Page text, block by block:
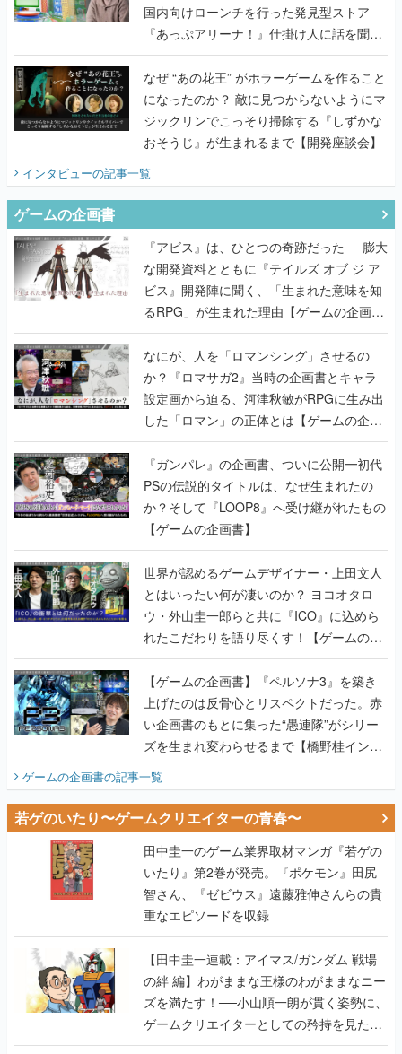
なぜ “あの花王” がホラーゲームを作ること
になったのか？ 敵に見つからないようにマ
ジックリンでこっそり掃除する『しずかな
おそうじ』が生まれるまで【開発座談会】
インタビューの記事一覧
『アビス』は、ひとつの奇跡だった──膨大
な開発資料とともに『テイルズ オブ ジ ア
るRPG」が生まれた理由【ゲームの企画
書】
なにが、人を「ロマンシング」させるの
か？『ロマサガ2』当時の企画書とキャラ
設定画から迫る、河津秋敏がRPGに生み出
した「ロマン」の正体とは【ゲームの企画
書】
『ガンパレ』の企画書、ついに公開━初代
PSの伝説的タイトルは、なぜ生まれたの
か？そして『LOOP8』へ受け継がれたもの
【ゲームの企画書】
世界が認めるゲームデザイナー・上田文人
とはいったい何が凄いのか？ ヨコオタロ
ウ・外山圭一郎らと共に『ICO』に込めら
れたこだわりを語り尽くす！【ゲームの企
画書】
【ゲームの企画書】『ペルソナ3』を築き
上げたのは反骨心とリスペクトだった。赤
い企画書のもとに集った“愚連隊”がシリー
ズを生まれ変わらせるまで【橋野桂インタ
ビュー】
ゲームの企画書の記事一覧
若ゲのいたり〜ゲームクリエイターの青春〜
田中圭一のゲーム業界取材マンガ『若ゲの
いたり』第2巻が発売。『ポケモン』田尻
智さん、『ゼビウス』遠藤雅伸さんらの貴
重なエピソードを収録
【田中圭一連載：アイマス/ガンダム 戦場
の絆 編】わがままな王様のわがままなニー
ズを満たす！──小山順一朗が貫く姿勢に、
ゲームクリエイターとしての矜持を見た
【若ゲのいたり最終回】
【田中圭一連載：バーチャファイター編】
「新しい3D表現のために、軍事技術を採り
入れたい」世界情勢を味方につけて、ゲー